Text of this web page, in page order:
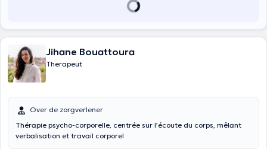
Jihane Bouattoura
Therapeut
Over de zorgverlener
Thérapie psycho-corporelle, centrée sur l’écoute du corps, mêlant
verbalisation et travail corporel